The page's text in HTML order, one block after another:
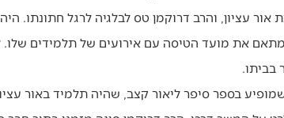
אור עציון, והרב דרוקמן טס לבלגיה לרגל חתונתו.
את מועד הטיסה עם אירועים של תלמידים שלו.
בספר סיפר ליאור קצב, שהיה תלמיד באור